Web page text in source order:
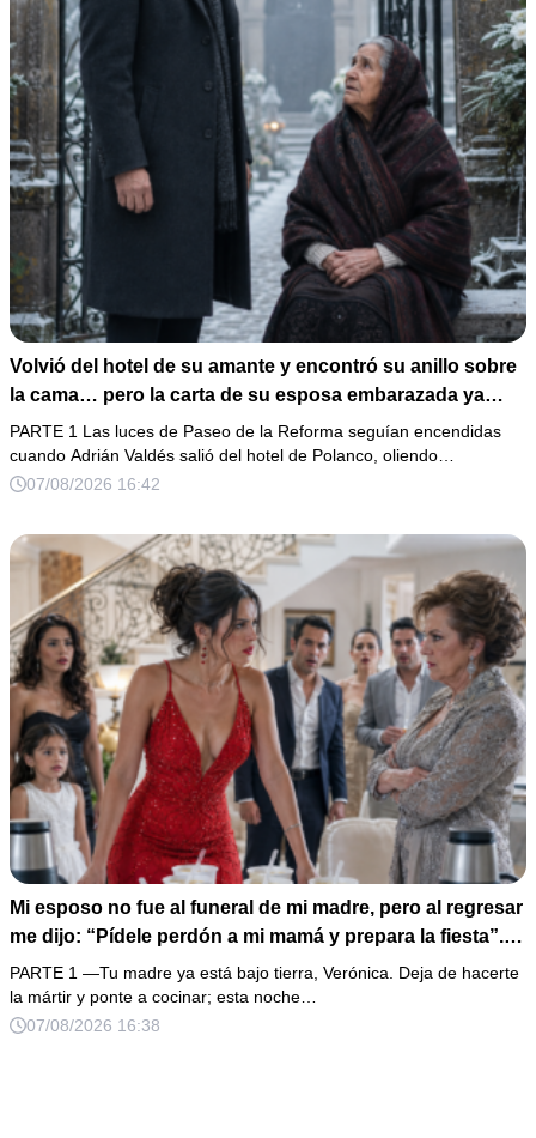
Volvió del hotel de su amante y encontró su anillo sobre
la cama… pero la carta de su esposa embarazada ya
había puesto en marcha su ruina
PARTE 1 Las luces de Paseo de la Reforma seguían encendidas
cuando Adrián Valdés salió del hotel de Polanco, oliendo…
07/08/2026 16:42
Mi esposo no fue al funeral de mi madre, pero al regresar
me dijo: “Pídele perdón a mi mamá y prepara la fiesta”.
No discutí; acomodé 24 sopas instantáneas, hice una
maleta y abrí la fonda que había heredado. Cuando un
abogado revisó los papeles ocultos, descubrió que mi
PARTE 1 —Tu madre ya está bajo tierra, Verónica. Deja de hacerte
la mártir y ponte a cocinar; esta noche…
07/08/2026 16:38